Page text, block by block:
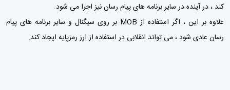
کند ، در آینده در سایر برنامه های پیام رسان نیز اجرا می شود.
علاوه بر این ، اگر استفاده از MOB بر روی سیگنال و سایر برنامه های پیام
رسان عادی شود ، می تواند انقلابی در استفاده از ارز رمزپایه ایجاد کند.